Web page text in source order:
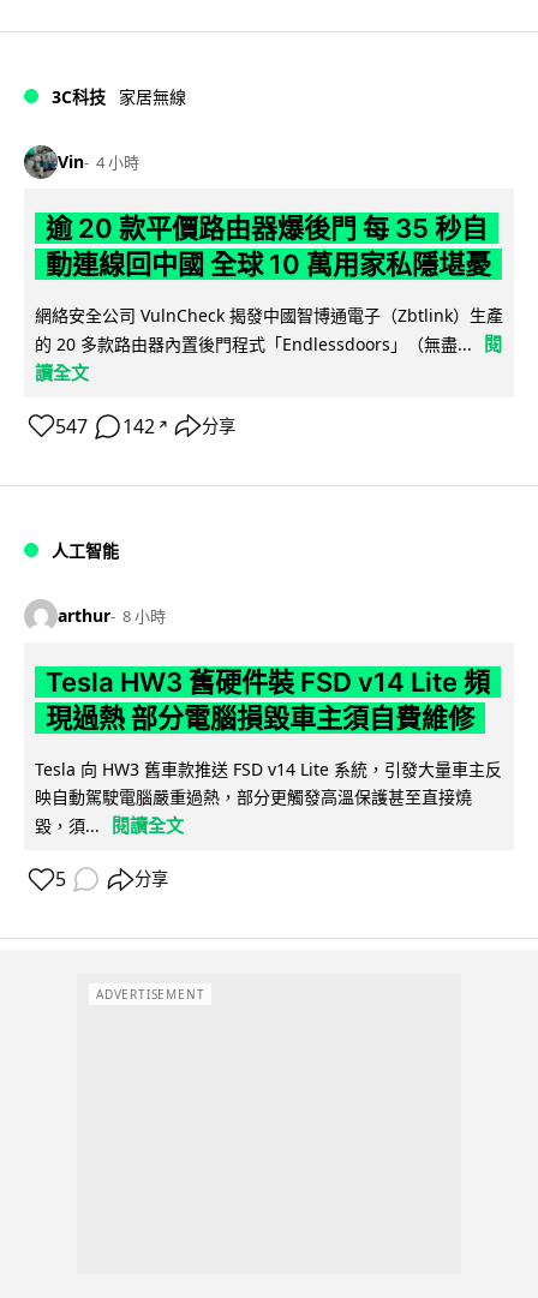
3C科技 家居無線
Vin 4 小時
逾 20 款平價路由器爆後門 每 35 秒自
動連線回中國 全球 10 萬用家私隱堪憂
網絡安全公司 VulnCheck 揭發中國智博通電子（Zbtlink）生產
的 20 多款路由器內置後門程式「Endlessdoors」（無盡...
閱
讀全文
547 142 ↗ 分享
人工智能
arthur 8 小時
Tesla HW3 舊硬件裝 FSD v14 Lite 頻
現過熱 部分電腦損毀車主須自費維修
Tesla 向 HW3 舊車款推送 FSD v14 Lite 系統，引發大量車主反
映自動駕駛電腦嚴重過熱，部分更觸發高溫保護甚至直接燒
毀，須...
閱讀全文
5 分享
ADVERTISEMENT